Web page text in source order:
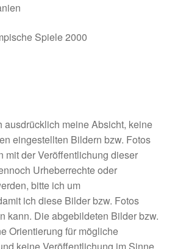
Spiele 2000
ausdrücklich meine Absicht, keine
eingestellten Bildern bzw. Fotos
mit der Veröffentlichung dieser
Urheberrechte oder
bitte ich um
ich diese Bilder bzw. Fotos
kann. Die abgebildeten Bilder bzw.
Orientierung für mögliche
keine Veröffentlichung im Sinne